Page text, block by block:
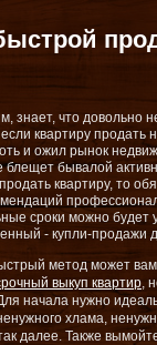
знает, что довольно
квартиру продать
и ожил рынок
бывалой
квартиру, то
сроки можно будет
- купли-продажи
метод может
выкуп квартир,
начала нужно
хлама,
далее. Также